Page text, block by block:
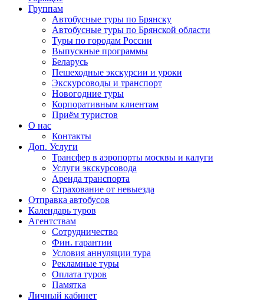
Группам
Автобусные туры по Брянску
Автобусные туры по Брянской области
Туры по городам России
Выпускные программы
Беларусь
Пешеходные экскурсии и уроки
Экскурсоводы и транспорт
Новогодние туры
Корпоративным клиентам
Приём туристов
О нас
Контакты
Доп. Услуги
Трансфер в аэропорты москвы и калуги
Услуги экскурсовода
Аренда транспорта
Страхование от невыезда
Отправка автобусов
Календарь туров
Агентствам
Сотрудничество
Фин. гарантии
Условия аннуляции тура
Рекламные туры
Оплата туров
Памятка
Личный кабинет